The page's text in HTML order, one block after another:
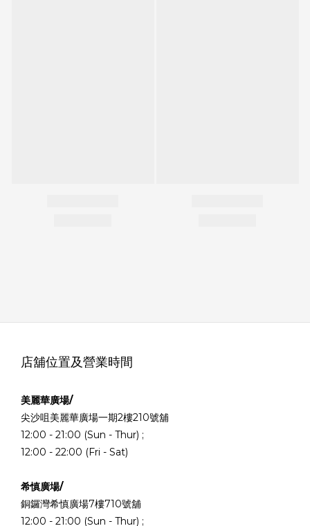
店舖位置及營業時間
美麗華廣場/
尖沙咀美麗華廣場一期2樓210號舖
12:00 - 21:00 (Sun - Thur) ;
12:00 - 22:00 (Fri - Sat)
希慎廣場/
銅鑼灣希慎廣場7樓710號舖
12:00 - 21:00 (Sun - Thur) ;